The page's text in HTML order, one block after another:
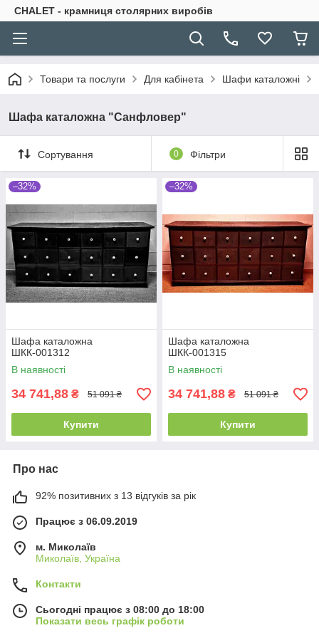
CHALET - крамниця столярних виробів
Товари та послуги Для кабінета Шафи каталожні
Шафа каталожна "Санфловер"
Сортування 0 Фільтри
–32%
Шафа каталожна
ШКК-001312
В наявності
34 741,88 ₴ 51 091 ₴
Купити
–32%
Шафа каталожна
ШКК-001315
В наявності
34 741,88 ₴ 51 091 ₴
Купити
Про нас
92% позитивних з 13 відгуків за рік
Працює з 06.09.2019
м. Миколаїв
Миколаїв, Україна
Контакти
Сьогодні працює з 08:00 до 18:00
Показати весь графік роботи